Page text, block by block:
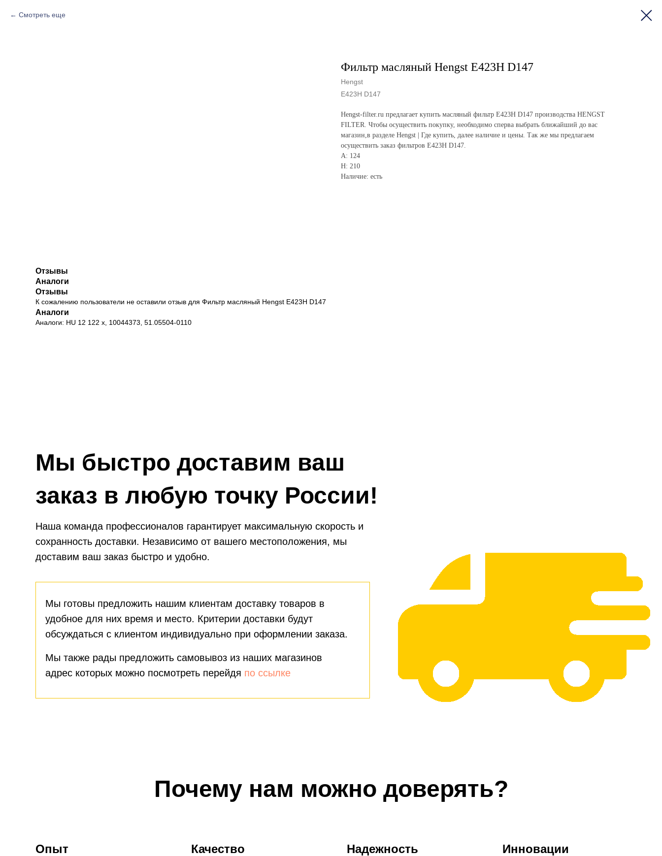
Смотреть еще
Фильтр масляный Hengst E423H D147
Hengst
E423H D147
Hengst-filter.ru предлагает купить масляный фильтр E423H D147 производства HENGST
FILTER. Чтобы осуществить покупку, необходимо сперва выбрать ближайший до вас
магазин,в разделе Hengst | Где купить, далее наличие и цены. Так же мы предлагаем
осуществить заказ фильтров E423H D147.
A: 124
H: 210
Наличие: есть
Отзывы
Аналоги
Отзывы
К сожалению пользователи не оставили отзыв для Фильтр масляный Hengst E423H D147
Аналоги
Аналоги: HU 12 122 x, 10044373, 51.05504-0110
Мы быстро доставим ваш
заказ в любую точку России!
Мы готовы предложить нашим клиентам доставку товаров в
удобное для них время и место. Критерии доставки будут
обсуждаться с клиентом индивидуально при оформлении заказа.
Мы также рады предложить самовывоз из наших магазинов
адрес которых можно посмотреть перейдя по ссылке
Наша команда профессионалов гарантирует максимальную скорость и
сохранность доставки. Независимо от вашего местоположения, мы
доставим ваш заказ быстро и удобно.
Почему нам можно доверять?
Опыт Качество Надежность Инновации